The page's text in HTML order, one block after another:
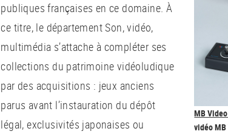
publiques françaises en ce domaine. À
ce titre, le département Son, vidéo,
multimédia s’attache à compléter ses
collections du patrimoine vidéoludique
par des acquisitions : jeux anciens
parus avant l’instauration du dépôt
légal, exclusivités japonaises ou
MB
vidéo